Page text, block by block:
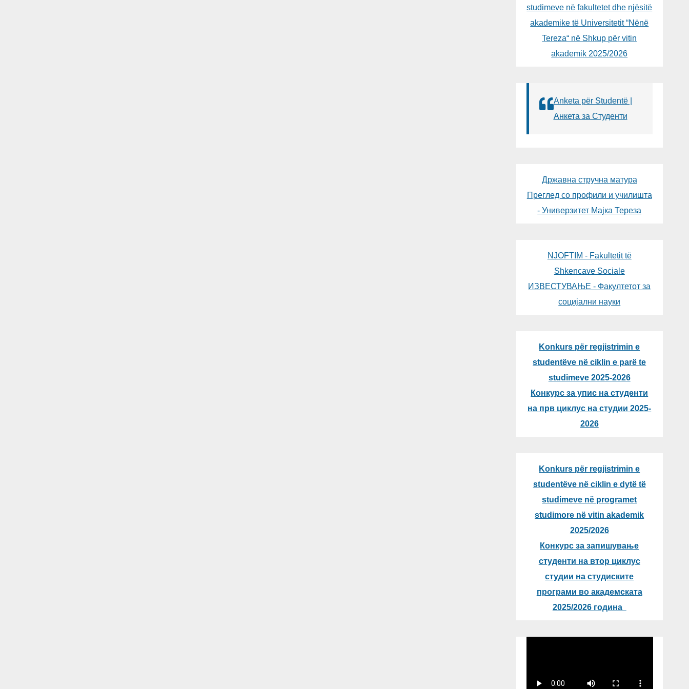
studimeve në fakultetet dhe njësitë
akademike të Universitetit “Nënë
Tereza“ në Shkup për vitin
akademik 2025/2026
Anketa për Studentë |
Анкета за Студенти
Државна стручна матура
Преглед со профили и училишта
- Универзитет Мајка Тереза
NJOFTIM - Fakultetit të
Shkencave Sociale
ИЗВЕСТУВАЊЕ - Факултетот за
социјални науки
Konkurs për regjistrimin e
studentëve në ciklin e parë te
studimeve 2025-2026
Конкурс за упис на студенти
на прв циклус на студии 2025-
2026
Konkurs për regjistrimin e
studentëve në ciklin e dytë të
studimeve në programet
studimore në vitin akademik
2025/2026
Конкурс за запишување
студенти на втор циклус
студии на студиските
програми во академската
2025/2026 година